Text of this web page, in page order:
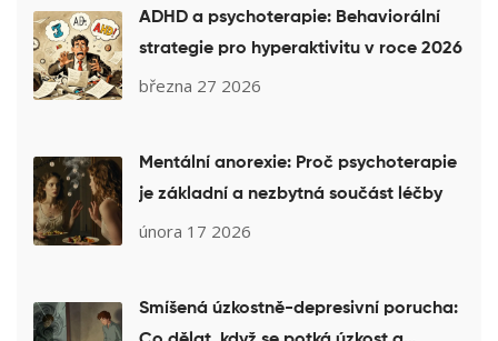
ADHD a psychoterapie: Behaviorální
strategie pro hyperaktivitu v roce 2026
března 27 2026
Mentální anorexie: Proč psychoterapie
je základní a nezbytná součást léčby
února 17 2026
Smíšená úzkostně-depresivní porucha: